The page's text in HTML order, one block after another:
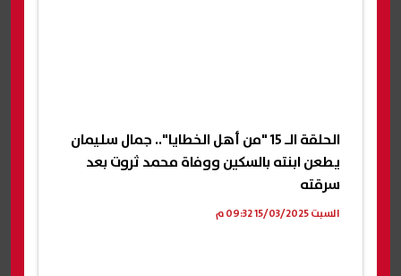
الحلقة الـ 15 "من أهل الخطايا".. جمال سليمان
يطعن ابنته بالسكين ووفاة محمد ثروت بعد
سرقته
السبت 15/03/2025 09:32 م